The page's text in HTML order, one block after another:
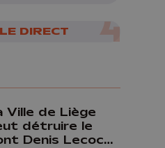
DIRECT
Ville de Liège
détruire le
Denis Lecocq